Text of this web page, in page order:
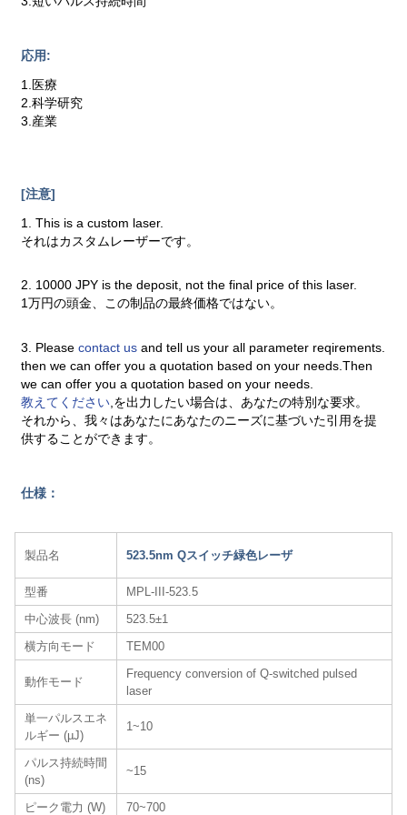
応用:
1.医療
2.科学研究
3.産業
[注意]
1. This is a custom laser.
それはカスタムレーザーです。
2. 10000 JPY is the deposit, not the final price of this laser.
1万円の頭金、この制品の最終価格ではない。
3. Pleasecontact usand tell us your all parameter reqirements.
then we can offer you a quotation based on your needs.Then
we can offer you a quotation based on your needs.
教えてください ,を出力したい場合は、あなたの特別な要求。
それから、我々はあなたにあなたのニーズに基づいた引用を提
供することができます。
仕様：
製品名 523.5nm Qスイッチ緑色レーザ
型番
MPL-III-523.5
中心波長 (nm)
523.5±1
横方向モード
TEM00
動作モード
Frequency conversion of Q-switched pulsed
laser
単一パルスエネ
ルギー (µJ)
1~10
パルス持続時間
(ns)
~15
ピーク電力 (W) 70~700